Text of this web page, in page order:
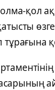
қол
тұрағына